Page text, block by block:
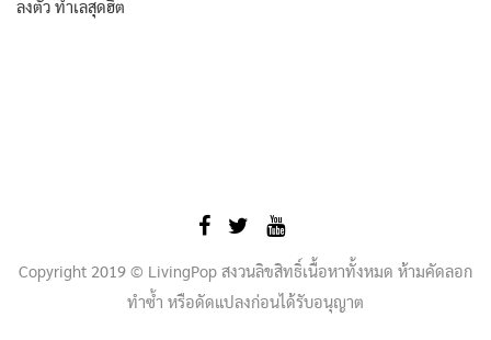
ลงตัว ทำเลสุดฮิต
Copyright 2019 © LivingPop สงวนลิขสิทธิ์เนื้อหาทั้งหมด ห้ามคัดลอก
ทำซ้ำ หรือดัดแปลงก่อนได้รับอนุญาต